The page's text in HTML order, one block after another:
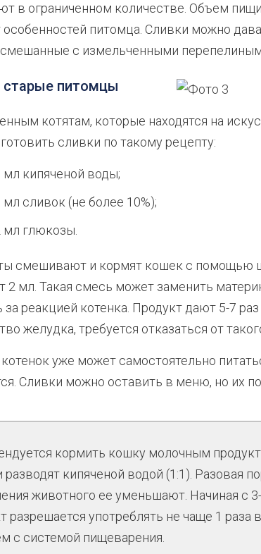
в ограниченном количестве. Объем
особенностей питомца. Сливки можно
смешанные с измельченными
старые питомцы
котятам, которые находятся на
сливки по такому рецепту:
мл кипяченой воды;
мл сливок (не более 10%);
мл глюкозы.
смешивают и кормят кошек с помощью
2 мл. Такая смесь может заменить
реакцией котенка. Продукт дают 5-7
желудка, требуется отказаться от
уже может самостоятельно
Сливки можно оставить в меню, но их
кормить кошку молочным
разводят кипяченой водой (1:1). Разовая
животного ее уменьшают. Начиная с
разрешается употреблять не чаще 1 раза
с системой пищеварения.